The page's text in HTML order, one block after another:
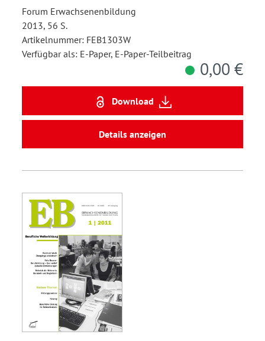
Forum Erwachsenenbildung
2013, 56 S.
Artikelnummer: FEB1303W
Verfügbar als: E-Paper, E-Paper-Teilbeitrag
0,00 €
Download
Details anzeigen